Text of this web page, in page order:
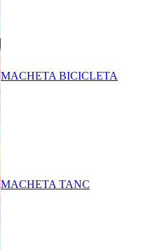
MACHETA BICICLETA
MACHETA TANC